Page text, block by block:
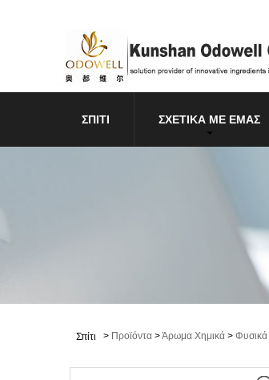
ΣΠΊΤΙ ΣΧΕΤΙΚΆ ΜΕ ΕΜΆΣ
Σπίτι > Προϊόντα >Άρωμα Χημικά > Φυσικά